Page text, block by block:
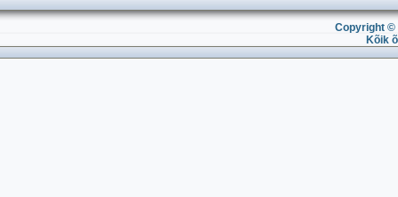
Copyright ©
Kõik